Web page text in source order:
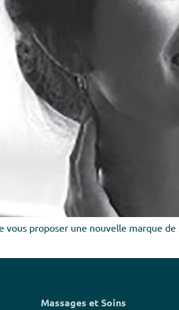
vous proposer une nouvelle marque
Massages et Soins